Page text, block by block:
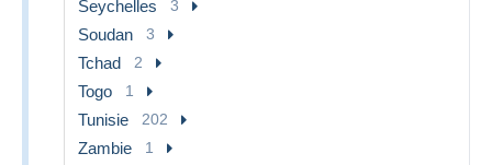
Seychelles 3
Soudan 3
Tchad 2
Togo 1
Tunisie 202
Zambie 1